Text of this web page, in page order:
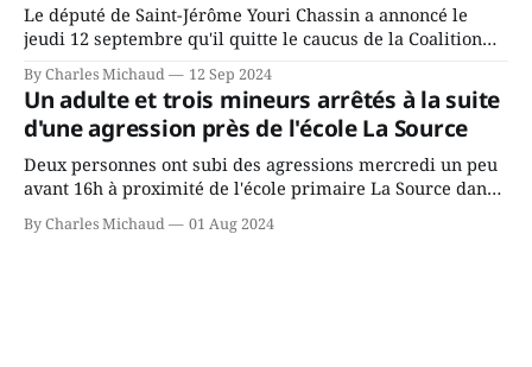
Le député de Saint-Jérôme Youri Chassin a annoncé le
jeudi 12 septembre qu'il quitte le caucus de la Coalition
Avenir Québec de François Legault parce qu'il est déçu du
gouvernement de la CAQ, surtout de son incapacité, qu'il
juge chronique, à offrir des
By Charles Michaud 12 Sep 2024
Un adulte et trois mineurs arrêtés à la suite
d'une agression près de l'école La Source
Deux personnes ont subi des agressions mercredi un peu
avant 16h à proximité de l'école primaire La Source dans
le secteur Bellefeuille de Saint-Jérôme. L'une de deux
victimes aurait été écrasée sous un véhicule et aspergée
By Charles Michaud 01 Aug 2024